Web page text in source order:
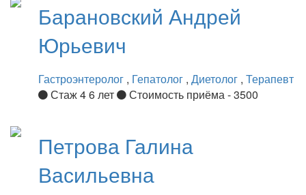
Барановский Андрей
Юрьевич
Гастроэнтеролог , Гепатолог , Диетолог , Терапевт
Стаж 4 6 лет
Стоимость приёма - 3500
Петрова Галина
Васильевна